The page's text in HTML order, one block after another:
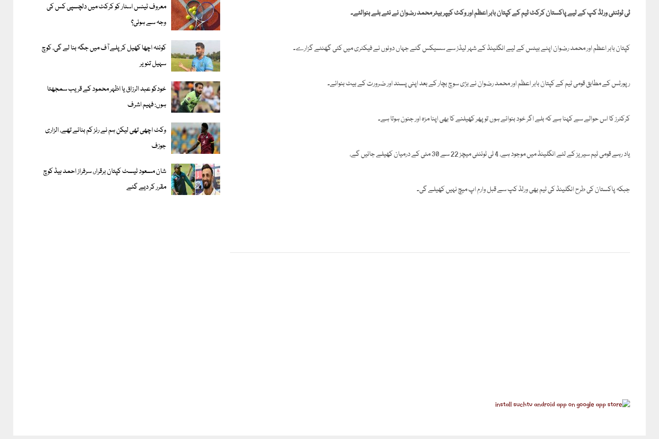
ٹی ٹوئنٹی ورلڈ کپ کے لیے پاکستان کرکٹ ٹیم کے کپتان بابر اعظم اور وکٹ کیپر بیٹر محمد رضوان نے نئے بلے بنوالئے۔
کپتان بابر اعظم اور محمد رضوان اپنے بیٹس کے لیے انگلینڈ کے شہر لیڈز سے سسیکس گئے جہاں دونوں نے فیکٹری میں کئی گھنٹے گزارے۔
رپورٹس کے مطابق قومی ٹیم کے کپتان بابر اعظم اور محمد رضوان نے بڑی سوچ بچار کے بعد اپنی پسند اور ضرورت کے بیٹ بنوائے۔
کرکٹرز کا اس حوالے سے کہنا ہے کہ بلے اگر خود بنوائے ہوں تو پھر کھیلنے کا بھی اپنا مزہ اور جنون ہوتا ہے۔
یاد رہے قومی ٹیم سیریز کے لئے انگلینڈ میں موجود ہے، 4 ٹی ٹوئنٹی میچز 22 سے 30 مئی کے درمیان کھیلے جائیں گے،
جبکہ پاکستان کی طرح انگلینڈ کی ٹیم بھی ورلڈ کپ سے قبل وارم اپ میچ نہیں کھیلے گی۔
معروف ٹینس اسٹار کو کرکٹ میں دلچسپی کس کی
وجہ سے ہوئی؟
کوئٹہ اچھا کھیل کر پلے آف میں جگہ بنا لے گی، کوچ
سہیل تنویر
خودکو عبد الرزاق یا اظہر محمود کے قریب سمجھتا
ہوں: فہیم اشرف
وکٹ اچھی تھی لیکن ہم نے رنز کم بنائے تھے، الزاری
جوزف
شان مسعود ٹیسٹ کپتان برقرار، سرفراز احمد ہیڈ کوچ
مقرر کر دیے گئے